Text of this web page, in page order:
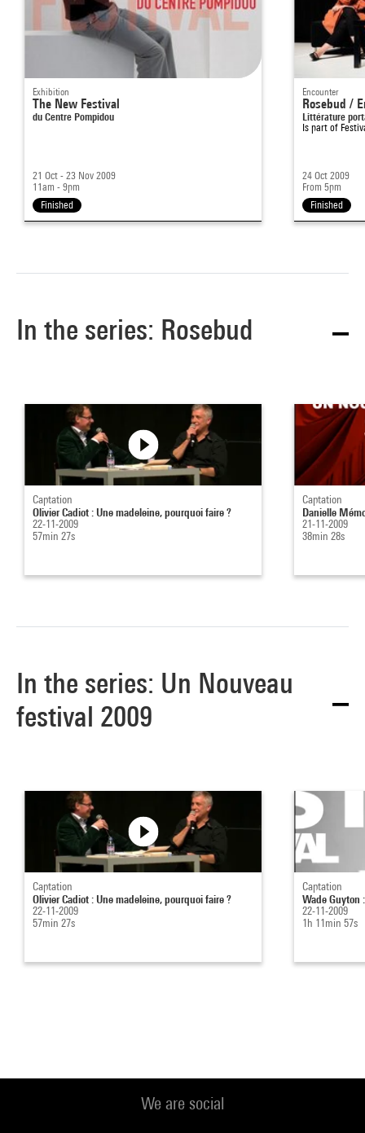
Exhibition
The New Festival
du Centre Pompidou
21 Oct - 23 Nov 2009
11am - 9pm
Finished
Encounter
Rosebud /
Littérature
Is part of
24 Oct 2009
From 5pm
Finished
In the series: Rosebud
Captation
Olivier Cadiot : Une madeleine, pourquoi faire ?
22-11-2009
57min 27s
Captation
Danielle
21-11-2009
38min 28s
In the series: Un Nouveau
festival 2009
Captation
Olivier Cadiot : Une madeleine, pourquoi faire ?
22-11-2009
57min 27s
Captation
Wade
22-11-2009
1h 11min 57s
We are social